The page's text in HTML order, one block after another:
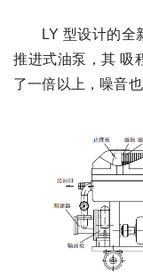
LY 型设计的全
推进式油泵，其 吸
了一倍以上，噪音